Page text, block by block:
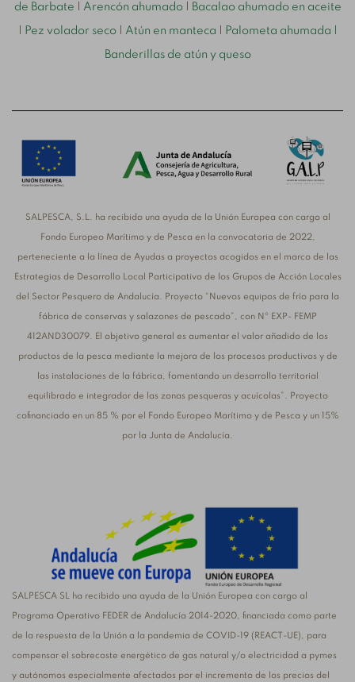
de Barbate Arencón ahumado| Bacalao ahumado en aceite
Pez volador seco| Atún en manteca Palometa ahumada
Banderillas de atún y queso
SALPESCA, S.L. ha recibido una ayuda de la Unión Europea con cargo al
Fondo Europeo Marítimo y de Pesca en la convocatoria de 2022,
perteneciente a la línea de Ayudas a proyectos acogidos en el marco de las
Estrategias de Desarrollo Local Participativo de los Grupos de Acción Locales
del Sector Pesquero de Andalucía. Proyecto “Nuevos equipos de frío para la
fábrica de conservas y salazones de pescado”, con Nº EXP- FEMP
412AND30079. El objetivo general es aumentar el valor añadido de los
productos de la pesca mediante la mejora de los procesos productivos y de
las instalaciones de la fábrica, fomentando un desarrollo territorial
equilibrado e integrador de las zonas pesqueras y acuícolas”. Proyecto
cofinanciado en un 85 % por el Fondo Europeo Marítimo y de Pesca y un 15%
por la Junta de Andalucía.
SALPESCA SL ha recibido una ayuda de la Unión Europea con cargo al
Programa Operativo FEDER de Andalucía 2014-2020, financiada como parte
de la respuesta de la Unión a la pandemia de COVID-19 (REACT-UE), para
compensar el sobrecoste energético de gas natural y/o electricidad a pymes
y autónomos especialmente afectados por el incremento de los precios del